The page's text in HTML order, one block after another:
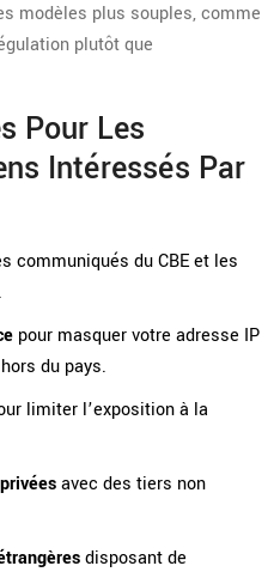
modèles plus souples, comme
plutôt que
Pour Les
Intéressés Par
communiqués du CBE et les
pour masquer votre adresse IP
du pays.
limiter l’exposition à la
avec des tiers non
disposant de